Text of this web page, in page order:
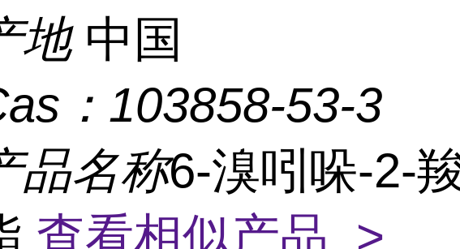
地 中国
： 103858-53-3
品名称6-溴吲哚-2-
查看相似产品 >